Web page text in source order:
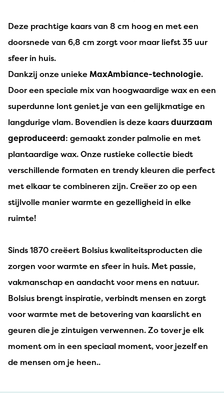
Deze prachtige kaars van 8 cm hoog en met een
doorsnede van 6,8 cm zorgt voor maar liefst 35 uur
sfeer in huis.
Dankzij onze unieke MaxAmbiance-technologie.
Door een speciale mix van hoogwaardige wax en een
superdunne lont geniet je van een gelijkmatige en
langdurige vlam. Bovendien is deze kaarsduurzaam
geproduceerd: gemaakt zonder palmolie en met
plantaardige wax. Onze rustieke collectie biedt
verschillende formaten en trendy kleuren die perfect
met elkaar te combineren zijn. Creëer zo op een
stijlvolle manier warmte en gezelligheid in elke
ruimte!
Sinds 1870 creëert Bolsius kwaliteitsproducten die
zorgen voor warmte en sfeer in huis. Met passie,
vakmanschap en aandacht voor mens en natuur.
Bolsius brengt inspiratie, verbindt mensen en zorgt
voor warmte met de betovering van kaarslicht en
geuren die je zintuigen verwennen. Zo tover je elk
moment om in een speciaal moment, voor jezelf en
de mensen om je heen..